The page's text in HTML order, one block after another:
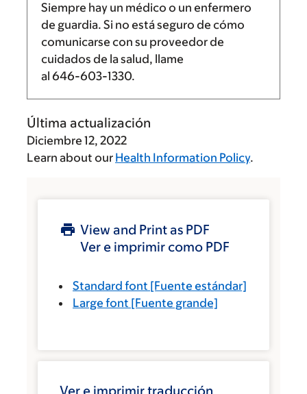
Siempre hay un médico o un enfermero
de guardia. Si no está seguro de cómo
comunicarse con su proveedor de
cuidados de la salud, llame
al 646-603-1330.
Última actualización
Diciembre 12, 2022
Learn about our Health Information Policy.
View and Print as PDF
Ver e imprimir como PDF
Standard font [Fuente estándar]
Large font [Fuente grande]
Ver e imprimir traducción